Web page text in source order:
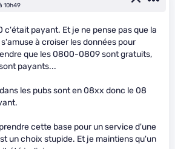
10h49
c'était payant. Et je ne pense pas que la
à croiser les données pour
que les 0800-0809 sont gratuits,
payants...
les pubs sont en 08xx donc le 08
cette base pour un service d'une
un choix stupide. Et je maintiens qu'un